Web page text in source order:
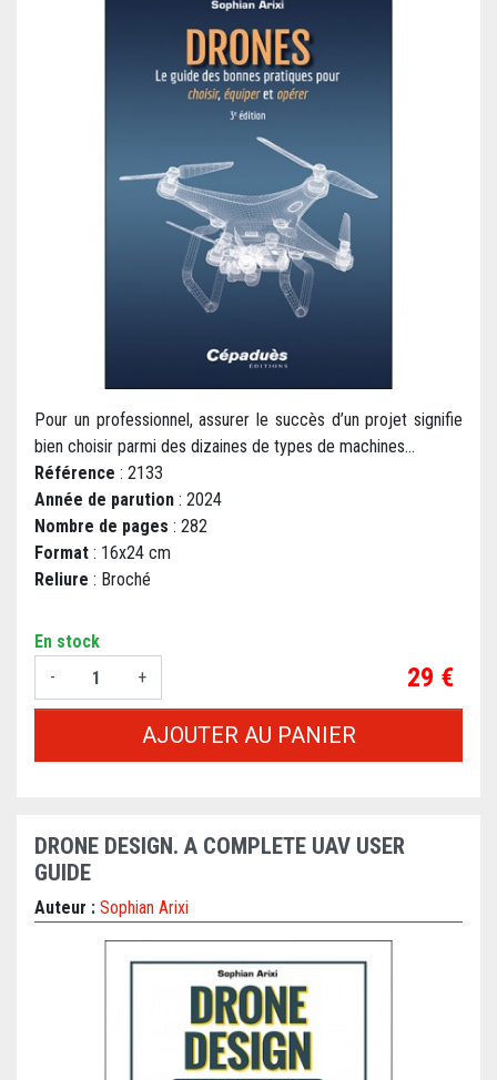
Pour un professionnel, assurer le succès d’un projet signifie
bien choisir parmi des dizaines de types de machines...
Référence : 2133
Année de parution : 2024
Nombre de pages : 282
Format : 16x24 cm
Reliure : Broché
En stock
-
+ Prix
29 €
AJOUTER AU PANIER
DRONE DESIGN. A COMPLETE UAV USER
GUIDE
Auteur : Sophian Arixi